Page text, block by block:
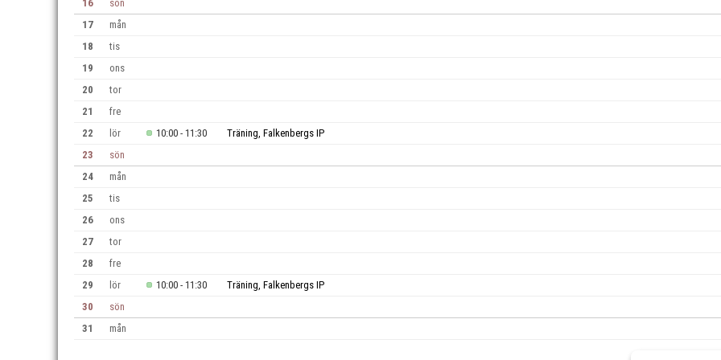
16
sön
17
mån
18
tis
19
ons
20
tor
21
fre
22
lör 10:00 - 11:30
Träning, Falkenbergs IP
23
sön
24
mån
25
tis
26
ons
27
tor
28
fre
29
lör 10:00 - 11:30
Träning, Falkenbergs IP
30
sön
31 mån